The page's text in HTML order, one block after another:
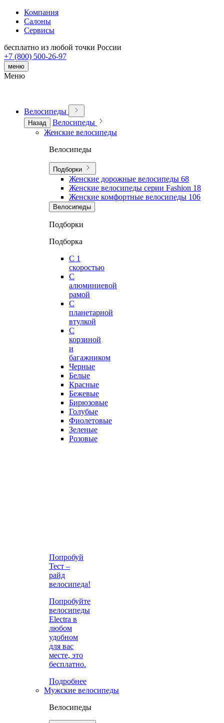
Компания
Салоны
Сервисы
бесплатно из любой точки России
+7 (800) 500-26-97
меню
Меню
Велосипеды
Назад
Велосипеды
Женские велосипеды
Велосипеды
Подборки
Женские дорожные велосипеды 68
Женские велосипеды серии Fashion 18
Женские комфортные велосипеды 106
Велосипеды
Подборки
Подборка
С 1
скоростью
С
алюминиевой
рамой
С
планетарной
втулкой
С
корзиной
и
багажником
Черные
Белые
Красные
Бежевые
Бирюзовые
Голубые
Фиолетовые
Зеленые
Розовые
Попробуй
Тест –
райд
велосипеда!
Попробуйте
велосипеды
Electra в
любом
удобном
для вас
месте, это
бесплатно.
Подробнее
Мужские велосипеды
Велосипеды